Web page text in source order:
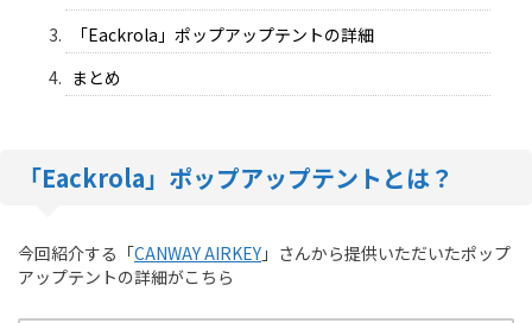
「Eackrola」ポップアップテントの詳細
まとめ
「Eackrola」ポップアップテントとは？
今回紹介する「CANWAY AIRKEY 」さんから提供いただいたポップ
アップテントの詳細がこちら